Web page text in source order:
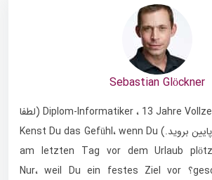
Sebastian Glöckner
Diplom-Informatiker ، 13 Jahre Vollzeit-Projektmanager (لطفا
برای نسخه انگلیسی پایین بروید.) Kenst Du das Gefühl، wenn Du
am letzten Tag vor dem Urlaub
geschafft bekommst؟ Nur، weil Du ein festes Ziel vor